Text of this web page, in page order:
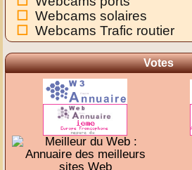
Webcams solaires
Webcams Trafic routier
Votes